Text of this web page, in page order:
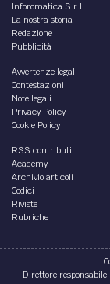
Inforomatica S.r.l.
La nostra storia
Redazione
Pubblicità
Avvertenze legali
Contestazioni
Note legali
Privacy Policy
Cookie Policy
RSS contributi
Academy
Archivio articoli
Codici
Riviste
Rubriche
Direttore